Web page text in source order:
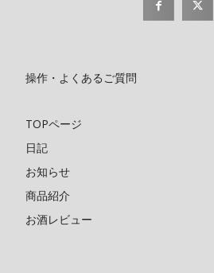
操作・よくあるご質問
TOPページ
日記
お知らせ
商品紹介
お酒レビュー